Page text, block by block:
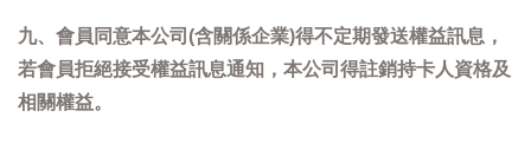
九、會員同意本公司(含關係企業)得不定期發送權益訊息，
若會員拒絕接受權益訊息通知，本公司得註銷持卡人資格及
相關權益。